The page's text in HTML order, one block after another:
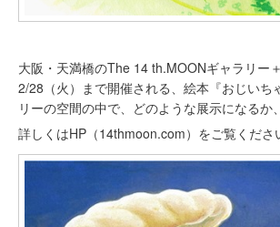
大阪・天満橋のThe 14 th.MOONギャラリー
2/28（火）まで開催される、絵本『おじい
リーの空間の中で、どのような展示になるか
詳しくはHP（14thmoon.com）をご覧くださ